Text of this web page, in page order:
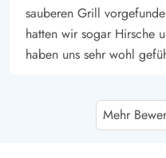
sauberen Grill
hatten wir sogar Hirsche
haben uns sehr wohl
Wiebke Heeren
Deutschland
Mehr